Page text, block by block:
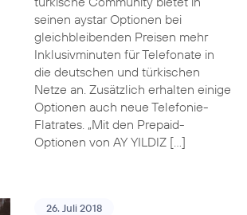
seinen aystar Optionen bei
gleichbleibenden Preisen mehr
Inklusivminuten für Telefonate in
die deutschen und türkischen
Netze an. Zusätzlich erhalten einige
Optionen auch neue Telefonie-
Flatrates. „Mit den Prepaid-
Optionen von AY YILDIZ […]
26. Juli 2018